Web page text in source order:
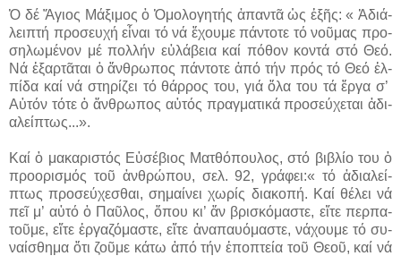
Ὁ δέ Ἅ­γιος Μά­ξι­μος ὁ Ὁ­μο­λο­γη­τής ἀ­παν­τᾶ ὡς ἑ­ξῆς: « Ἀ­δι­ά­
λει­πτή προ­σευ­χή εἶ­ναι τό νά ἔ­χου­με πάν­το­τε τό νοῦ­μας προ­
ση­λω­μέ­νον μέ πολ­λήν εὐ­λά­βεια καί πό­θον κον­τά στό Θε­ό.
Νά ἐ­ξαρ­τᾶ­ται ὁ ἄν­θρω­πος πάν­το­τε ἀ­πό τήν πρός τό Θε­ό ἐλ­
πί­δα καί νά στη­ρί­ζει τό θάρ­ρος του, γιά ὅ­λα του τά ἔρ­γα σ’
Αὐ­τόν τό­τε ὁ ἄν­θρω­πος αὐ­τός πραγ­μα­τι­κά προ­σεύ­χε­ται ἀ­δι­
α­λεί­πτως...».
Καί ὁ μα­κα­ρι­στός Εὐ­σέ­βιος Ματ­θό­που­λος, στό βι­βλί­ο του ὁ
προ­ο­ρι­σμός τοῦ ἀν­θρώ­που, σελ. 92, γρά­φει:« τό ἀ­δι­α­λεί­
πτως προ­σεύ­χε­σθαι, ση­μαί­νει χω­ρίς δι­α­κο­πή. Καί θέ­λει νά
πεῖ μ’ αὐ­τό ὁ Παῦ­λος, ὅ­που κι’ ἄν βρι­σκό­μα­στε, εἴ­τε περ­πα­
τοῦ­με, εἴ­τε ἐρ­γα­ζό­μα­στε, εἴ­τε ἀ­να­παυ­ό­μα­στε, νά­χου­με τό συ­
ναί­σθη­μα ὅ­τι ζοῦ­με κά­τω ἀ­πό τήν ἐ­πο­πτεί­α τοῦ Θε­οῦ, καί νά